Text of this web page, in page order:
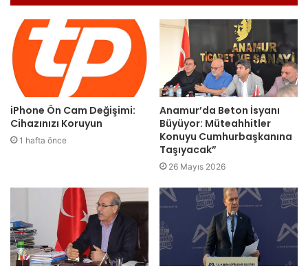
iPhone Ön Cam Değişimi:
Cihazınızı Koruyun
1 hafta önce
Anamur’da Beton İsyanı
Büyüyor: Müteahhitler
Konuyu Cumhurbaşkanına
Taşıyacak”
26 Mayıs 2026